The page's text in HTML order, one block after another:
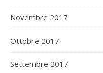
Novembre 2017
Ottobre 2017
Settembre 2017